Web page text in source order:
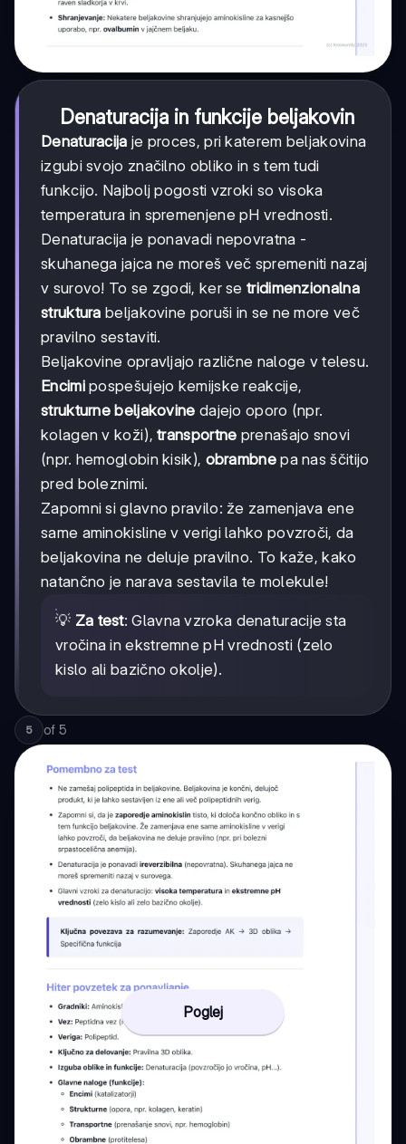
Denaturacija in funkcije beljakovin
Denaturacija je proces, pri katerem beljakovina
izgubi svojo značilno obliko in s tem tudi
funkcijo. Najbolj pogosti vzroki so visoka
temperatura in spremenjene pH vrednosti.
Denaturacija je ponavadi nepovratna -
skuhanega jajca ne moreš več spremeniti nazaj
v surovo! To se zgodi, ker setridimenzionalna
struktura beljakovine poruši in se ne more več
pravilno sestaviti.
Beljakovine opravljajo različne naloge v telesu.
Encimipospešujejo kemijske reakcije,
strukturne beljakovine dajejo oporo (npr.
kolagen v koži),transportne prenašajo snovi
(npr. hemoglobin kisik), obrambnepa nas ščitijo
pred boleznimi.
Zapomni si glavno pravilo: že zamenjava ene
same aminokisline v verigi lahko povzroči, da
beljakovina ne deluje pravilno. To kaže, kako
natančno je narava sestavila te molekule!
💡 Za test: Glavna vzroka denaturacije sta
vročina in ekstremne pH vrednosti (zelo
kislo ali bazično okolje).
5 of 5
Poglej